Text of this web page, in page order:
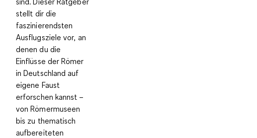
stellt dir die
faszinierendsten
Ausflugsziele vor, an
denen du die
Einflüsse der Römer
in Deutschland auf
eigene Faust
erforschen kannst –
von Römermuseen
bis zu thematisch
aufbereiteten